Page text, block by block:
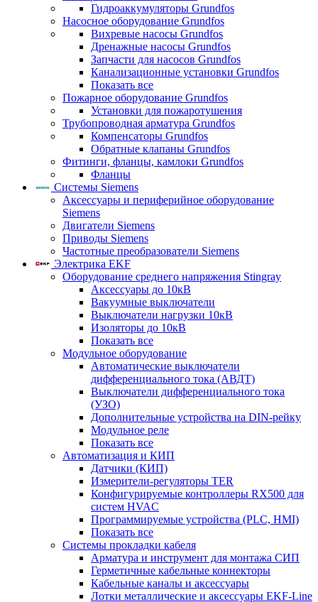
Гидроаккумуляторы Grundfos
Насосное оборудование Grundfos
Вихревые насосы Grundfos
Дренажные насосы Grundfos
Запчасти для насосов Grundfos
Канализационные установки Grundfos
Показать все
Пожарное оборудование Grundfos
Установки для пожаротушения
Трубопроводная арматура Grundfos
Компенсаторы Grundfos
Обратные клапаны Grundfos
Фитинги, фланцы, камлоки Grundfos
Фланцы
Системы Siemens
Аксессуары и периферийное оборудование
Siemens
Двигатели Siemens
Приводы Siemens
Частотные преобразователи Siemens
Электрика EKF
Оборудование среднего напряжения Stingray
Аксессуары до 10кВ
Вакуумные выключатели
Выключатели нагрузки 10кВ
Изоляторы до 10кВ
Показать все
Модульное оборудование
Автоматические выключатели
дифференциального тока (АВДТ)
Выключатели дифференциального тока
(УЗО)
Дополнительные устройства на DIN-рейку
Модульное реле
Показать все
Автоматизация и КИП
Датчики (КИП)
Измерители-регуляторы TER
Конфигурируемые контроллеры RX500 для
систем HVAC
Программируемые устройства (PLC, HMI)
Показать все
Системы прокладки кабеля
Арматура и инструмент для монтажа СИП
Герметичные кабельные коннекторы
Кабельные каналы и аксессуары
Лотки металлические и аксессуары EKF-Line